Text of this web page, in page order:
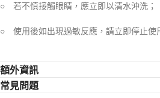
○ 若不慎接觸眼睛，應立即以清水沖洗；
○ 使用後如出現過敏反應，請立即停止使
額外資訊
常見問題